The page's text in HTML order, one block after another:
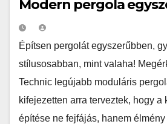
Modern pergola
Építsen pergolát egyszerűbben,
stílusosabban, mint valaha!
Technic legújabb moduláris
kifejezetten arra terveztek, hogy a
építése ne fejfájás, hanem